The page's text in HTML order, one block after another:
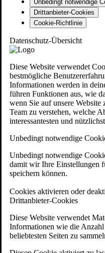
Unbedingt notwendige
Drittanbieter-Cookies
Cookie-Richtlinie
Datenschutz-Übersicht
Diese Website verwendet
bestmögliche
Informationen werden in
führen Funktionen aus, wie
wenn Sie auf unsere
Team zu verstehen, welche
interessantesten und
Unbedingt notwendige
Unbedingt notwendige
damit wir Ihre Einstellungen
speichern können.
Cookies aktivieren oder
Drittanbieter-Cookies
Diese Website verwendet
Informationen wie die
beliebtesten Seiten zu